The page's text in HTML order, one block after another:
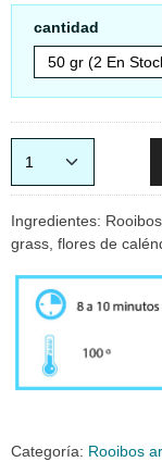
cantidad
Ingredientes:
grass, flores de
Categoría: Rooibos